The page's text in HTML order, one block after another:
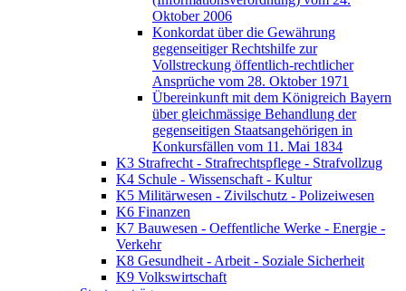
Oktober 2006
Konkordat über die Gewährung
gegenseitiger Rechtshilfe zur
Vollstreckung öffentlich-rechtlicher
Ansprüche vom 28. Oktober 1971
Übereinkunft mit dem Königreich Bayern
über gleichmässige Behandlung der
gegenseitigen Staatsangehörigen in
Konkursfällen vom 11. Mai 1834
K3 Strafrecht - Strafrechtspflege - Strafvollzug
K4 Schule - Wissenschaft - Kultur
K5 Militärwesen - Zivilschutz - Polizeiwesen
K6 Finanzen
K7 Bauwesen - Oeffentliche Werke - Energie -
Verkehr
K8 Gesundheit - Arbeit - Soziale Sicherheit
K9 Volkswirtschaft